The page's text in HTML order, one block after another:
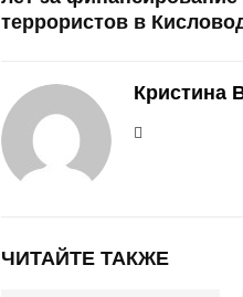
террористов в
Кристина
ЧИТАЙТЕ ТАКЖЕ